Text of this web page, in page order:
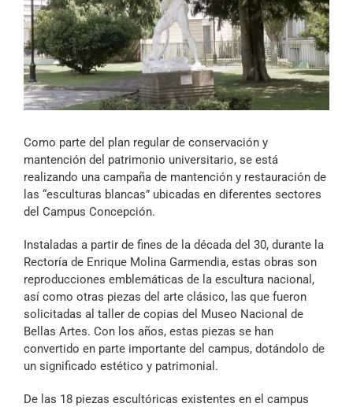
Reportajes
Columnas
Música Clásica
Especiales
Archivo Sonoro
grande
Como parte del plan regular de conservación y
mantención del patrimonio universitario, se está
realizando una campaña de mantención y restauración de
las “esculturas blancas” ubicadas en diferentes sectores
del Campus Concepción.
Instaladas a partir de fines de la década del 30, durante la
Rectoría de Enrique Molina Garmendia, estas obras son
reproducciones emblemáticas de la escultura nacional,
así como otras piezas del arte clásico, las que fueron
solicitadas al taller de copias del Museo Nacional de
Bellas Artes. Con los años, estas piezas se han
convertido en parte importante del campus, dotándolo de
un significado estético y patrimonial.
De las 18 piezas escultóricas existentes en el campus